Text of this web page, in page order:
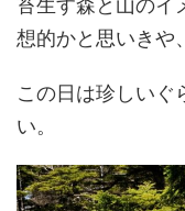
苔生す森と山のイ
想的かと思いきや、
この日は珍しいぐ
い。